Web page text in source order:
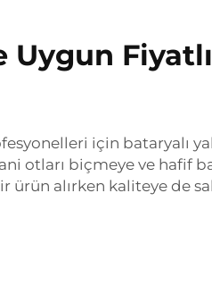
için bataryalı
otları biçmeye ve hafif
ürün alırken kaliteye de